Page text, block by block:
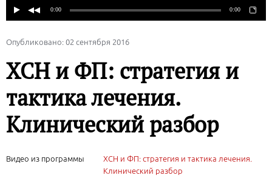
Опубликовано: 02 сентября 2016
ХСН и ФП: стратегия и
тактика лечения.
Клинический разбор
Видео из программы
ХСН и ФП: стратегия и тактика лечения.
Клинический разбор